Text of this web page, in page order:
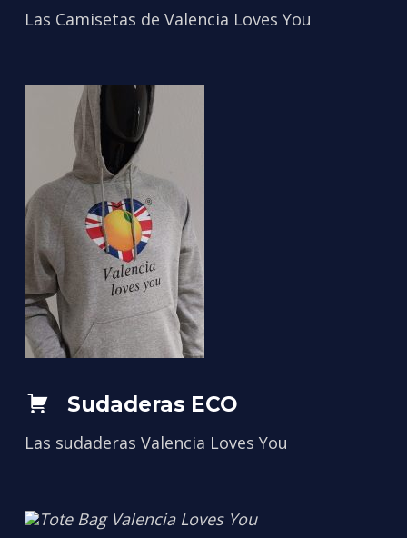
Las Camisetas de Valencia Loves You
Sudaderas ECO
Las sudaderas Valencia Loves You